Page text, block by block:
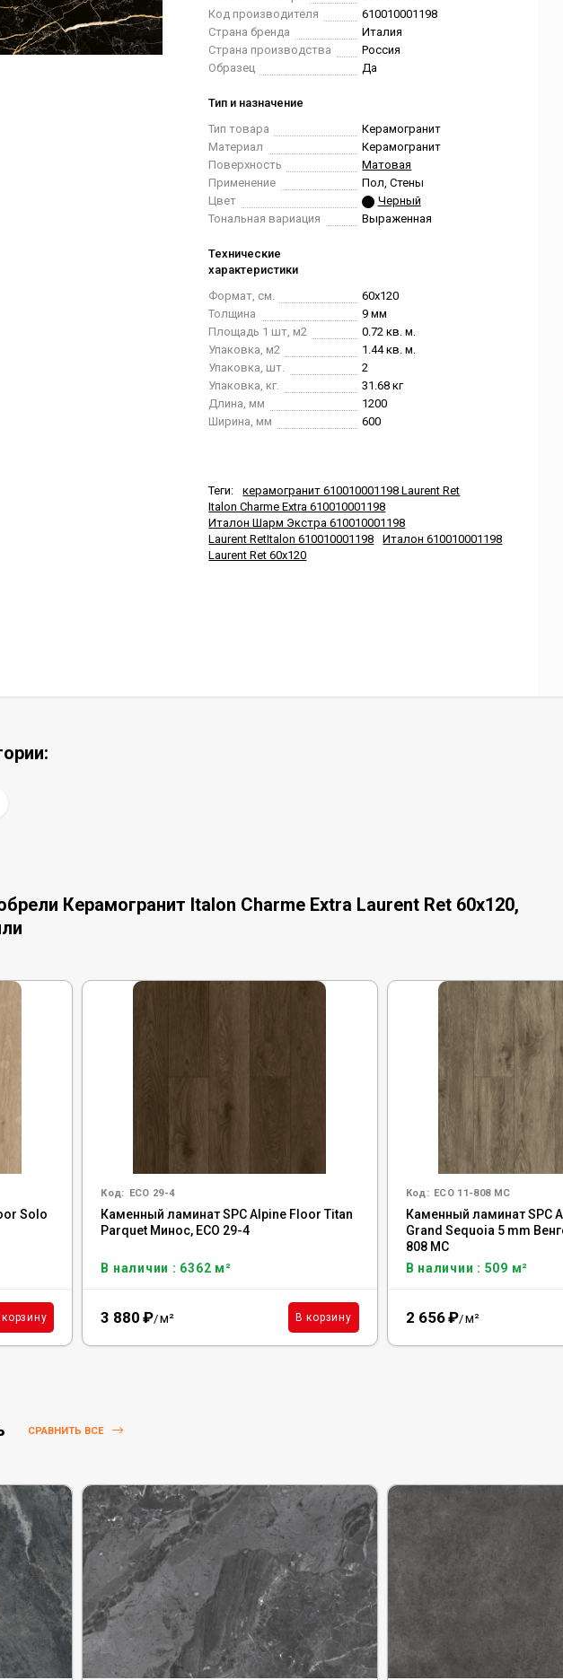
Код производителя
610010001198
Страна бренда
Италия
Страна производства
Россия
Образец
Да
Тип и назначение
Тип товара
Керамогранит
Материал
Керамогранит
Поверхность
Матовая
Применение
Пол, Стены
Цвет
Черный
Тональная вариация
Выраженная
Технические
характеристики
Формат, см.
60x120
Толщина
9 мм
Площадь 1 шт, м2
0.72 кв. м.
Упаковка, м2
1.44 кв. м.
Упаковка, шт.
2
Упаковка, кг.
31.68 кг
Длина, мм
1200
Ширина, мм
600
Теги:
керамогранит 610010001198 Laurent Ret
Italon Charme Extra 610010001198
Италон Шарм Экстра 610010001198
Laurent RetItalon 610010001198
Италон 610010001198
Laurent Ret 60x120
Керамогранит Italon Charme Extra Laurent Ret 60x120,
Solo
корзину
Код: ECO 29-4
Каменный ламинат SPC Alpine Floor Titan
Parquet Минос, ЕСО 29-4
В наличии : 6362 м²
3 880 ₽/м² В корзину
Код: ECO 11-808 MC
Каменный ламинат SPC
Grand Sequoia 5 mm
808 MC
В наличии : 509 м²
2 656₽/м²
СРАВНИТЬ ВСЕ